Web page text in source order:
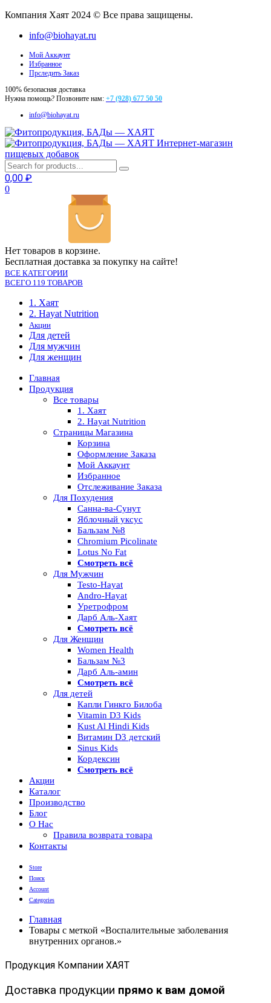
Компания Хаят 2024 © Все права защищены.
info@biohayat.ru
Мой Аккаунт
Избранное
Прследить Заказ
100% безопасная доставка
Нужна помощь? Позвоните нам: +7 (928) 677 50 50
info@biohayat.ru
Интернет-магазин
пищевых добавок
0,00 ₽
0
Нет товаров в корзине.
Бесплатная доставка за покупку на сайте!
ВСЕ КАТЕГОРИИ
ВСЕГО 119 ТОВАРОВ
1. Хаят
2. Hayat Nutrition
Акции
Для детей
Для мужчин
Для женщин
Главная
Продукция
Все товары
1. Хаят
2. Hayat Nutrition
Страницы Магазина
Корзина
Оформление Заказа
Мой Аккаунт
Избранное
Отслеживание Заказа
Для Похудения
Санна-ва-Сунут
Яблочный уксус
Бальзам №8
Chromium Picolinate
Lotus No Fat
Смотреть всё
Для Мужчин
Testo-Hayat
Andro-Hayat
Уретрофром
Дарб Аль-Хаят
Смотреть всё
Для Женщин
Women Health
Бальзам №3
Дарб Аль-амин
Смотреть всё
Для детей
Капли Гинкго Билоба
Vitamin D3 Kids
Kust Al Hindi Kids
Витамин D3 детский
Sinus Kids
Кордексин
Смотреть всё
Акции
Каталог
Производство
Блог
О Нас
Правила возврата товара
Контакты
Store
Поиск
Account
Categories
Главная
Товары с меткой «Воспалительные заболевания
внутренних органов.»
Продукция Компании ХАЯТ
Доставка продукции прямо к вам домой